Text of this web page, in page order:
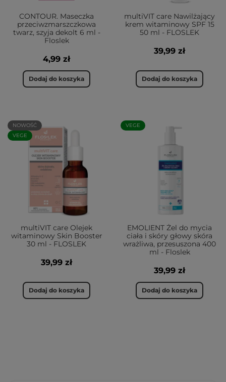
CONTOUR. Maseczka
przeciwzmarszczkowa
twarz, szyja dekolt 6 ml -
Floslek
4,99 zł
Dodaj do koszyka
multiVIT care Nawilżający
krem witaminowy SPF 15
50 ml - FLOSLEK
39,99 zł
Dodaj do koszyka
NOWOŚĆ
VEGE
multiVIT care Olejek
witaminowy Skin Booster
30 ml - FLOSLEK
39,99 zł
Dodaj do koszyka
VEGE
EMOLIENT Żel do mycia
ciała i skóry głowy skóra
wrażliwa, przesuszona 400
ml - Floslek
39,99 zł
Dodaj do koszyka